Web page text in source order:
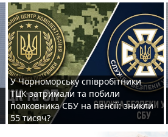
У Чорноморську співробітники
ТЦК затримали та побили
полковника СБУ на пенсії: зникли
55 тисяч?